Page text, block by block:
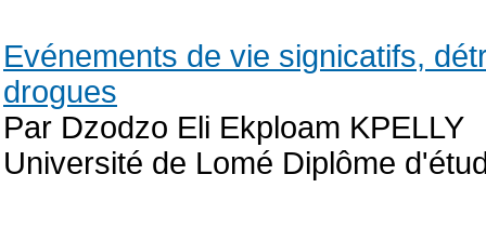
Evénements de vie signicatifs,
drogues
Par Dzodzo Eli Ekploam KPELLY
Université de Lomé Diplôme